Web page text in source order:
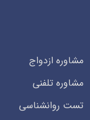
مشاوره ازدواج
مشاوره تلفنی
تست روانشناسی